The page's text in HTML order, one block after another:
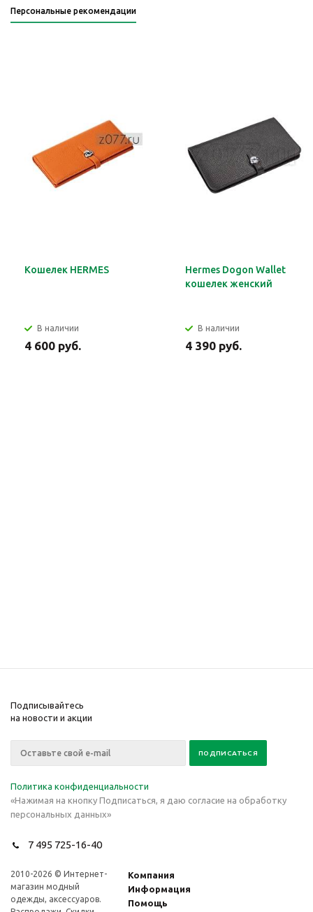
Персональные рекомендации
Кошелек HERMES
В наличии
4 600 руб.
Hermes Dogon Wallet
кошелек женский
В наличии
4 390 руб.
Подписывайтесь
на новости и акции
Политика конфиденциальности
«Нажимая на кнопку Подписаться, я даю согласие на обработку
персональных данных»
7 495 725-16-40
2010-2026 © Интернет-
магазин модный
одежды, аксессуаров.
Компания
Информация
Помощь